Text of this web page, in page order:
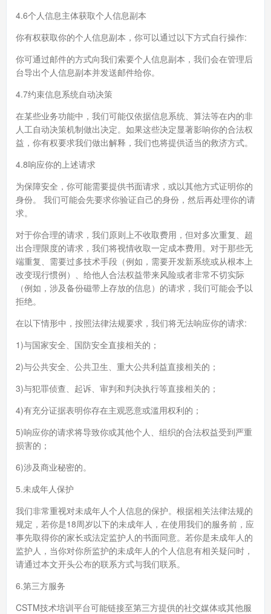
4.6个人信息主体获取个人信息副本
你有权获取你的个人信息副本，你可以通过以下方式自行操作:
你可通过邮件的方式向我们索要个人信息副本，我们会在管理后
台导出个人信息副本并发送邮件给你。
4.7约束信息系统自动决策
在某些业务功能中，我们可能仅依据信息系统、算法等在内的非
人工自动决策机制做出决定。如果这些决定显著影响你的合法权
益，你有权要求我们做出解释，我们也将提供适当的救济方式。
4.8响应你的上述请求
为保障安全，你可能需要提供书面请求，或以其他方式证明你的
身份。 我们可能会先要求你验证自己的身份，然后再处理你的请
求。
对于你合理的请求，我们原则上不收取费用，但对多次重复、超
出合理限度的请求，我们将视情收取一定成本费用。对于那些无
端重复、需要过多技术手段（例如，需要开发新系统或从根本上
改变现行惯例）、给他人合法权益带来风险或者非常不切实际
（例如，涉及备份磁带上存放的信息）的请求，我们可能会予以
拒绝。
在以下情形中，按照法律法规要求，我们将无法响应你的请求:
1)与国家安全、国防安全直接相关的；
2)与公共安全、公共卫生、重大公共利益直接相关的；
3)与犯罪侦查、起诉、审判和判决执行等直接相关的；
4)有充分证据表明你存在主观恶意或滥用权利的；
5)响应你的请求将导致你或其他个人、组织的合法权益受到严重
损害的；
6)涉及商业秘密的。
5.未成年人保护
我们非常重视对未成年人个人信息的保护。根据相关法律法规的
规定，若你是18周岁以下的未成年人，在使用我们的服务前，应
事先取得你的家长或法定监护人的书面同意。若你是未成年人的
监护人，当你对你所监护的未成年人的个人信息有相关疑问时，
请通过本文开头公布的联系方式与我们联系。
6.第三方服务
CSTM技术培训平台可能链接至第三方提供的社交媒体或其他服